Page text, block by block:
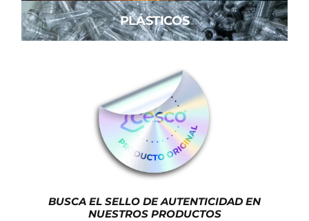
PLÁSTICOS
BUSCA EL SELLO DE AUTENTICIDAD EN
NUESTROS PRODUCTOS